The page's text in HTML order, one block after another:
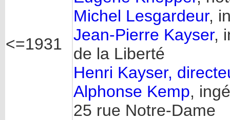
<=1931
Michel Lesgardeur,
Jean-Pierre Kayser,
de la Liberté
Henri Kayser,
Alphonse Kemp,
25 rue Notre-Dame